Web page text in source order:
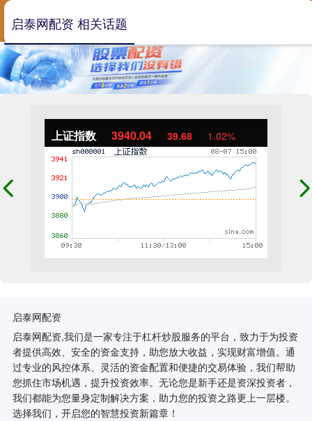
上证指数 3940.04 39.68 1.02%
启泰网配资
启泰网配资,我们是一家专注于杠杆炒股服务的平台，致力于为投资
者提供高效、安全的资金支持，助您放大收益，实现财富增值。通
过专业的风控体系、灵活的资金配置和便捷的交易体验，我们帮助
您抓住市场机遇，提升投资效率。无论您是新手还是资深投资者，
我们都能为您量身定制解决方案，助力您的投资之路更上一层楼。
选择我们，开启您的智慧投资新篇章！
启泰网配资 相关话题